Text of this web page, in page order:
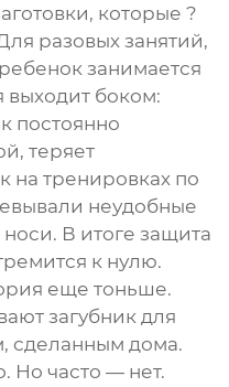
которые ?
разовых занятий,
занимается
выходит боком:
постоянно
теряет
на тренировках по
неудобные
В итоге защита
к нулю.
еще тоньше.
загубник для
сделанным дома.
Но часто — нет.